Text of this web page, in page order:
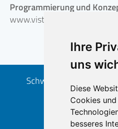
Ihre
uns
Diese
Cookies
besseres
Programmierung und
www.vistabus.de
Schwedenpur - eine
Goethestr. 36 |
+49 (0) 221
info